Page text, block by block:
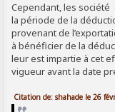
Cependant, les société
la période de la
provenant de
à bénéficier de la
leur est impartie à cet
vigueur avant la date
Citation de: shahade le 26